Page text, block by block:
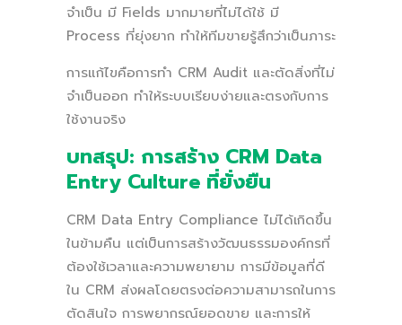
จำเป็น มี Fields มากมายที่ไม่ได้ใช้ มี
Process ที่ยุ่งยาก ทำให้ทีมขายรู้สึกว่าเป็นภาระ
การแก้ไขคือการทำ CRM Audit และตัดสิ่งที่ไม่
จำเป็นออก ทำให้ระบบเรียบง่ายและตรงกับการ
ใช้งานจริง
บทสรุป: การสร้าง CRM Data
Entry Culture ที่ยั่งยืน
CRM Data Entry Compliance ไม่ได้เกิดขึ้น
ในข้ามคืน แต่เป็นการสร้างวัฒนธรรมองค์กรที่
ต้องใช้เวลาและความพยายาม การมีข้อมูลที่ดี
ใน CRM ส่งผลโดยตรงต่อความสามารถในการ
ตัดสินใจ การพยากรณ์ยอดขาย และการให้